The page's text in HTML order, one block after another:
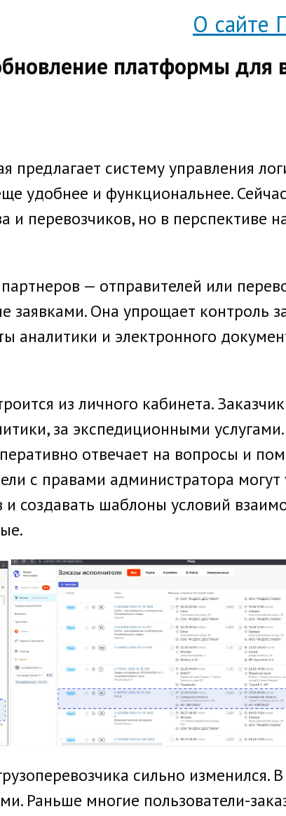
О сайте
платформы для
систему управления
удобнее и функциональнее.
и перевозчиков, но в перспективе
— отправителей или
заявками. Она упрощает контроль
аналитики и электронного
из личного кабинета.
за экспедиционными услугами.
отвечает на вопросы и
с правами администратора могут
создавать шаблоны условий
сильно изменился.
Раньше многие пользователи-